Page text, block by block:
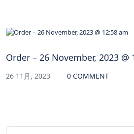
Order – 26 November, 2023 @
26 11月, 2023 0 COMMENT